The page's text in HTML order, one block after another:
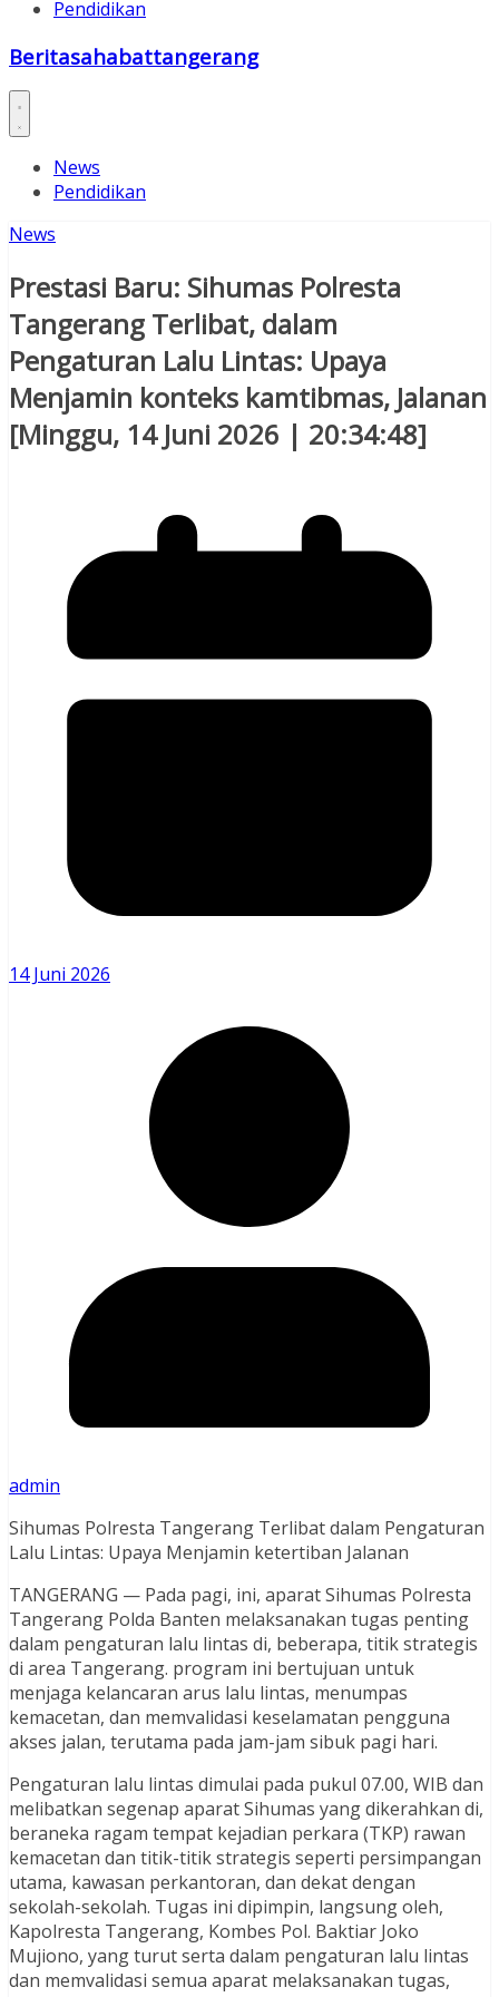
Pendidikan
Beritasahabattangerang
News
Pendidikan
News
Prestasi Baru: Sihumas Polresta
Tangerang Terlibat, dalam
Pengaturan Lalu Lintas: Upaya
Menjamin konteks kamtibmas, Jalanan
[Minggu, 14 Juni 2026 | 20:34:48]
14 Juni 2026
admin
Sihumas Polresta Tangerang Terlibat dalam Pengaturan
Lalu Lintas: Upaya Menjamin ketertiban Jalanan
TANGERANG — Pada pagi, ini, aparat Sihumas Polresta
Tangerang Polda Banten melaksanakan tugas penting
dalam pengaturan lalu lintas di, beberapa, titik strategis
di area Tangerang. program ini bertujuan untuk
menjaga kelancaran arus lalu lintas, menumpas
kemacetan, dan memvalidasi keselamatan pengguna
akses jalan, terutama pada jam-jam sibuk pagi hari.
Pengaturan lalu lintas dimulai pada pukul 07.00, WIB dan
melibatkan segenap aparat Sihumas yang dikerahkan di,
beraneka ragam tempat kejadian perkara (TKP) rawan
kemacetan dan titik-titik strategis seperti persimpangan
utama, kawasan perkantoran, dan dekat dengan
sekolah-sekolah. Tugas ini dipimpin, langsung oleh,
Kapolresta Tangerang, Kombes Pol. Baktiar Joko
Mujiono, yang turut serta dalam pengaturan lalu lintas
dan memvalidasi semua aparat melaksanakan tugas,